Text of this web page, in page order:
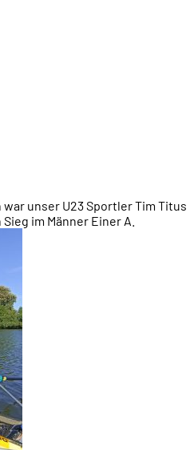
unser U23 Sportler Tim Titus
im Männer Einer A.